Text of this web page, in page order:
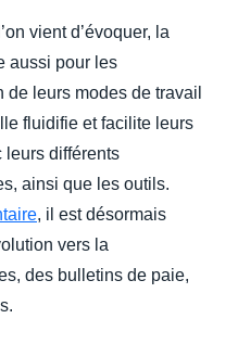
vient d’évoquer, la
aussi pour les
leurs modes de travail
fluidifie et facilite leurs
leurs différents
ainsi que les outils.
, il est désormais
vers la
des bulletins de paie,